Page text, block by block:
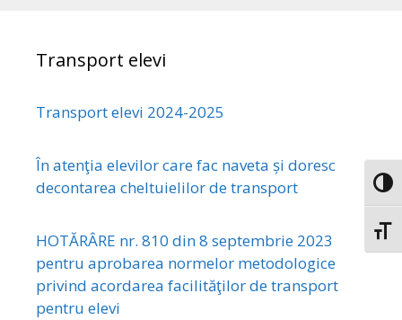
Transport elevi
Transport elevi 2024-2025
În atenţia elevilor care fac naveta și doresc
decontarea cheltuielilor de transport
HOTĂRÂRE nr. 810 din 8 septembrie 2023
pentru aprobarea normelor metodologice
privind acordarea facilităţilor de transport
pentru elevi